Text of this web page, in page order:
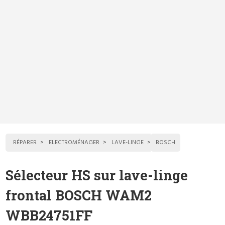
RÉPARER ELECTROMÉNAGER LAVE-LINGE BOSCH
Sélecteur HS sur lave-linge
frontal BOSCH WAM2
WBB24751FF